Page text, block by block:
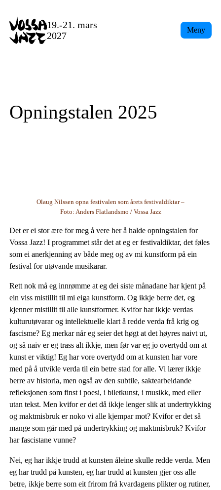
content
19.-21. mars
2027
Meny
Opningstalen 2025
Olaug Nilssen opna festivalen som årets festivaldiktar –
Foto: Anders Flatlandsmo / Vossa Jazz
Det er ei stor ære for meg å vere her å halde opningstalen for
Vossa Jazz! I programmet står det at eg er festivaldiktar, det føles
som ei anerkjenning av både meg og av mi kunstform på ein
festival for utøvande musikarar.
Rett nok må eg innrømme at eg dei siste månadane har kjent på
ein viss mistillit til mi eiga kunstform. Og ikkje berre det, eg
kjenner mistillit til alle kunstformer. Kvifor har ikkje verdas
kulturutøvarar og intellektuelle klart å redde verda frå krig og
fascisme? Eg merkar når eg seier det høgt at det høyres naivt ut,
og så naiv er eg trass alt ikkje, men før var eg jo overtydd om at
kunst er viktig! Eg har vore overtydd om at kunsten har vore
med på å utvikle verda til ein betre stad for alle. Vi lærer ikkje
berre av historia, men også av den subtile, saktearbeidande
refleksjonen som finst i poesi, i biletkunst, i musikk, med eller
utan tekst. Men kvifor er det då ikkje lenger slik at undertrykking
og maktmisbruk er noko vi alle kjempar mot? Kvifor er det så
mange som går med på undertrykking og maktmisbruk? Kvifor
har fascistane vunne?
Nei, eg har ikkje trudd at kunsten åleine skulle redde verda. Men
eg har trudd på kunsten, eg har trudd at kunsten gjer oss alle
betre, ikkje berre som eit frirom frå kvardagens plikter og rutiner,